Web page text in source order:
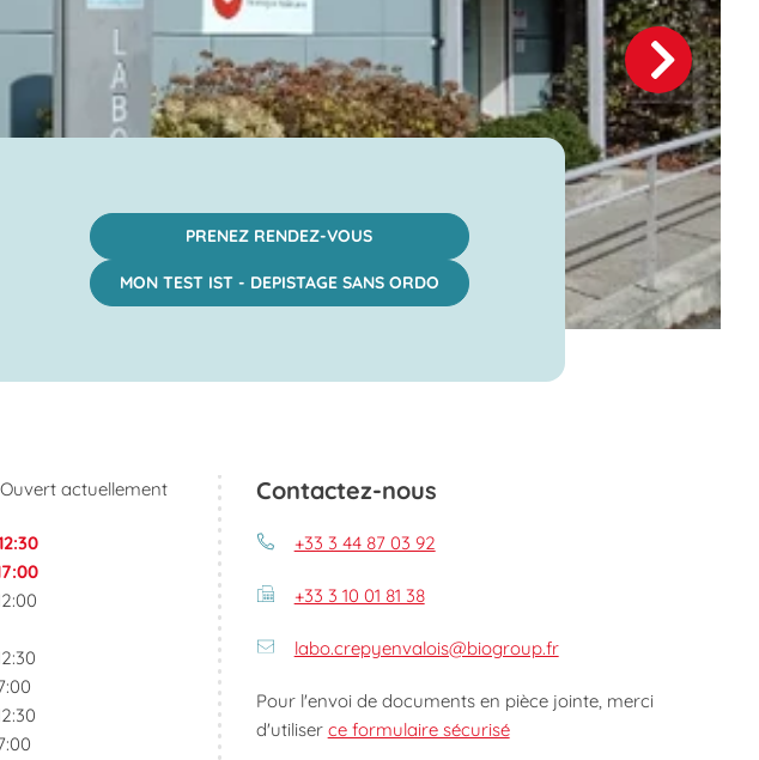
PRENEZ RENDEZ-VOUS
MON TEST IST - DEPISTAGE SANS ORDO
Ouvert actuellement Contactez-nous
+33 3 44 87 03 92
+33 3 10 01 81 38
labo.crepyenvalois@biogroup.fr
Pour l'envoi de documents en pièce jointe, merci
d'utiliser ce formulaire sécurisé